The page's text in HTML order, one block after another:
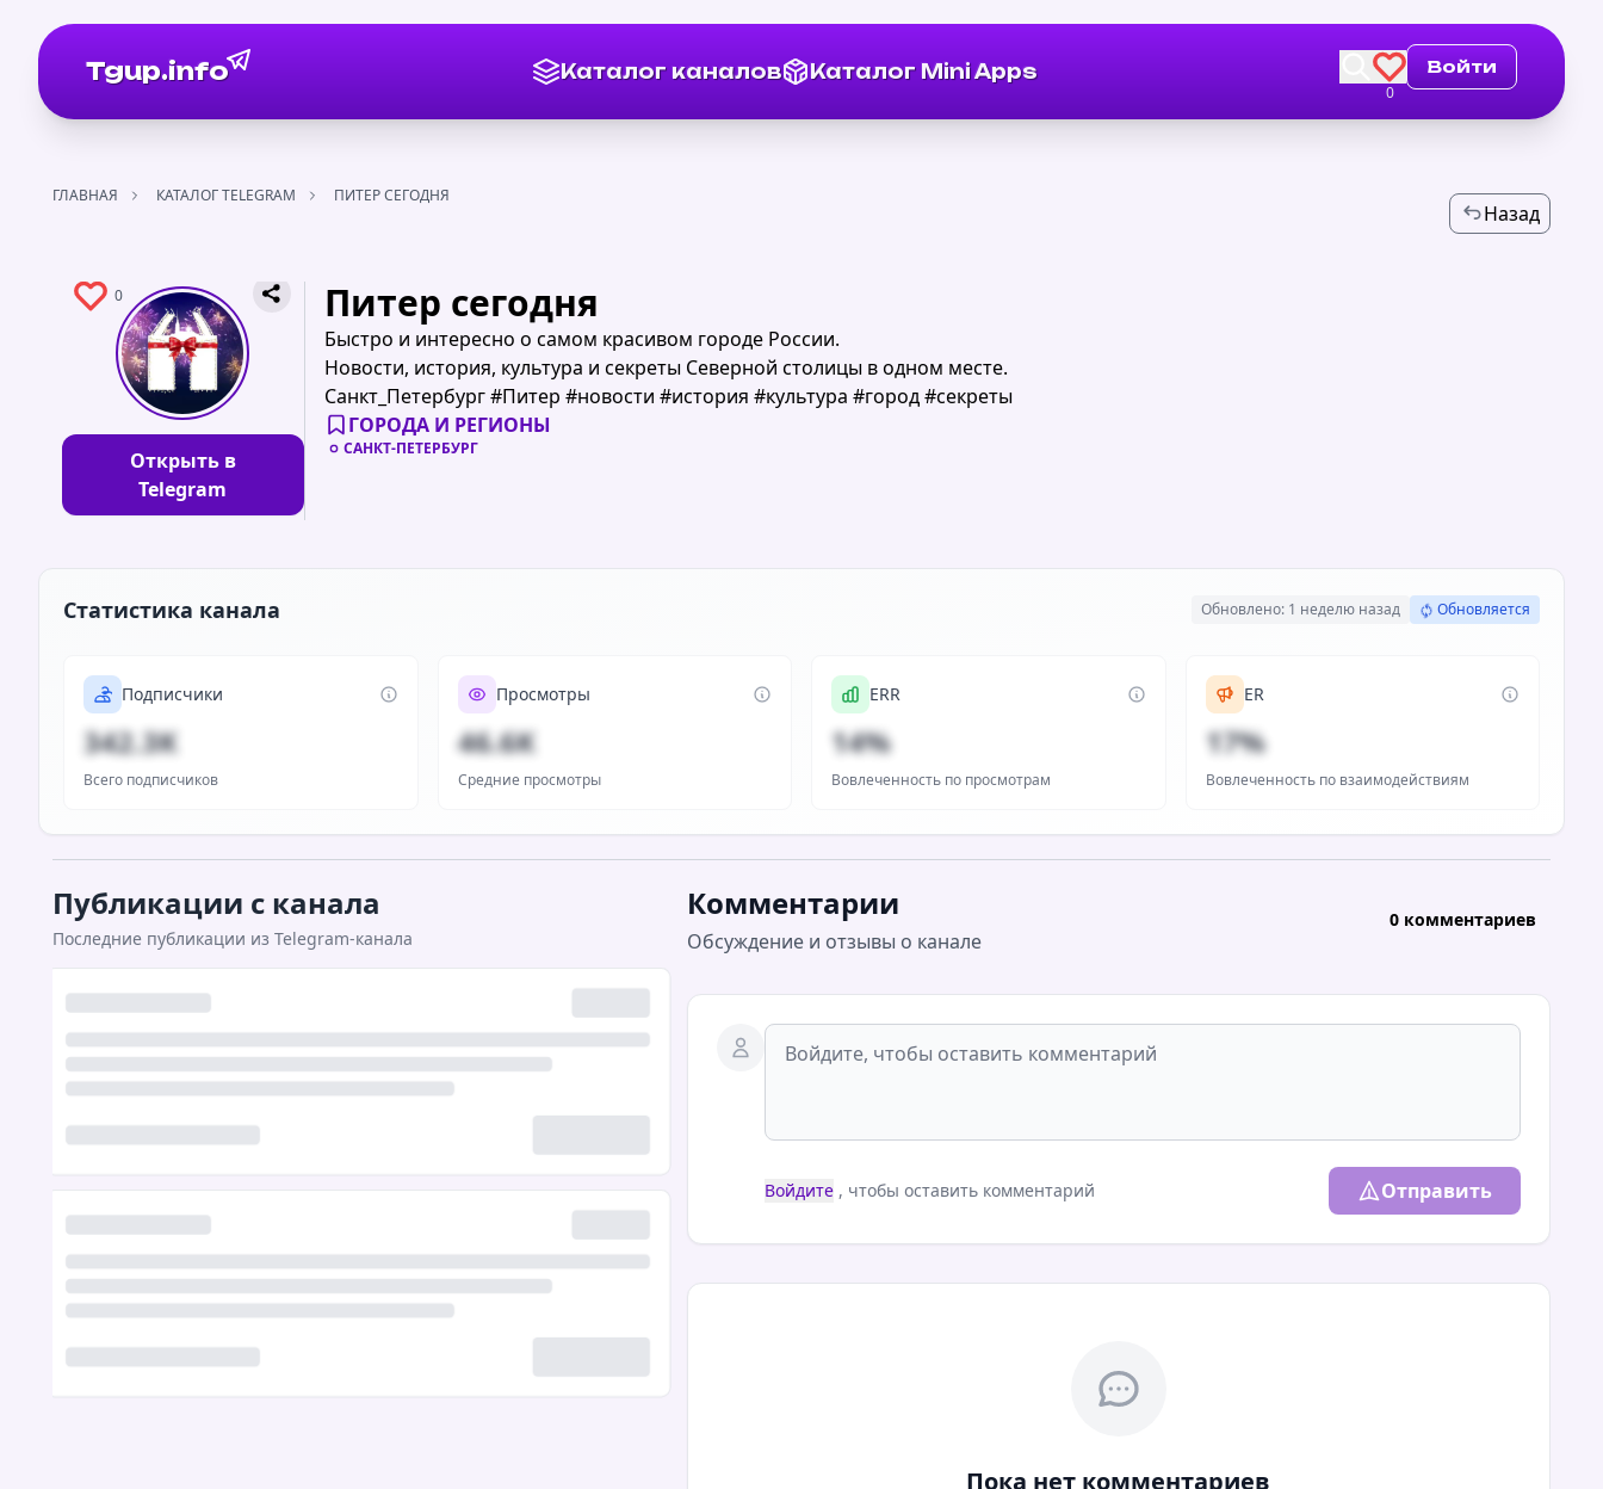
Tgup.info Каталог каналов Каталог Mini Apps
0
Войти
ГЛАВНАЯ КАТАЛОГ TELEGRAM ПИТЕР СЕГОДНЯ
Назад
0
Открыть в
Telegram
Питер сегодня
Быстро и интересно о самом красивом городе России.
Новости, история, культура и секреты Северной столицы в одном месте.
Санкт_Петербург #Питер #новости #история #культура #город #секреты
ГОРОДА И РЕГИОНЫ
САНКТ-ПЕТЕРБУРГ
Статистика канала Обновлено: 1 неделю назад Обновляется
Подписчики
342.3K
Всего подписчиков
Просмотры
46.6K
Средние просмотры
ERR
14%
Вовлеченность по просмотрам
ER
17%
Вовлеченность по взаимодействиям
Комментарии
Обсуждение и отзывы о канале
0 комментариев
Войдите, чтобы оставить комментарий Отправить
Пока нет комментариев
Публикации с канала
Последние публикации из Telegram-канала